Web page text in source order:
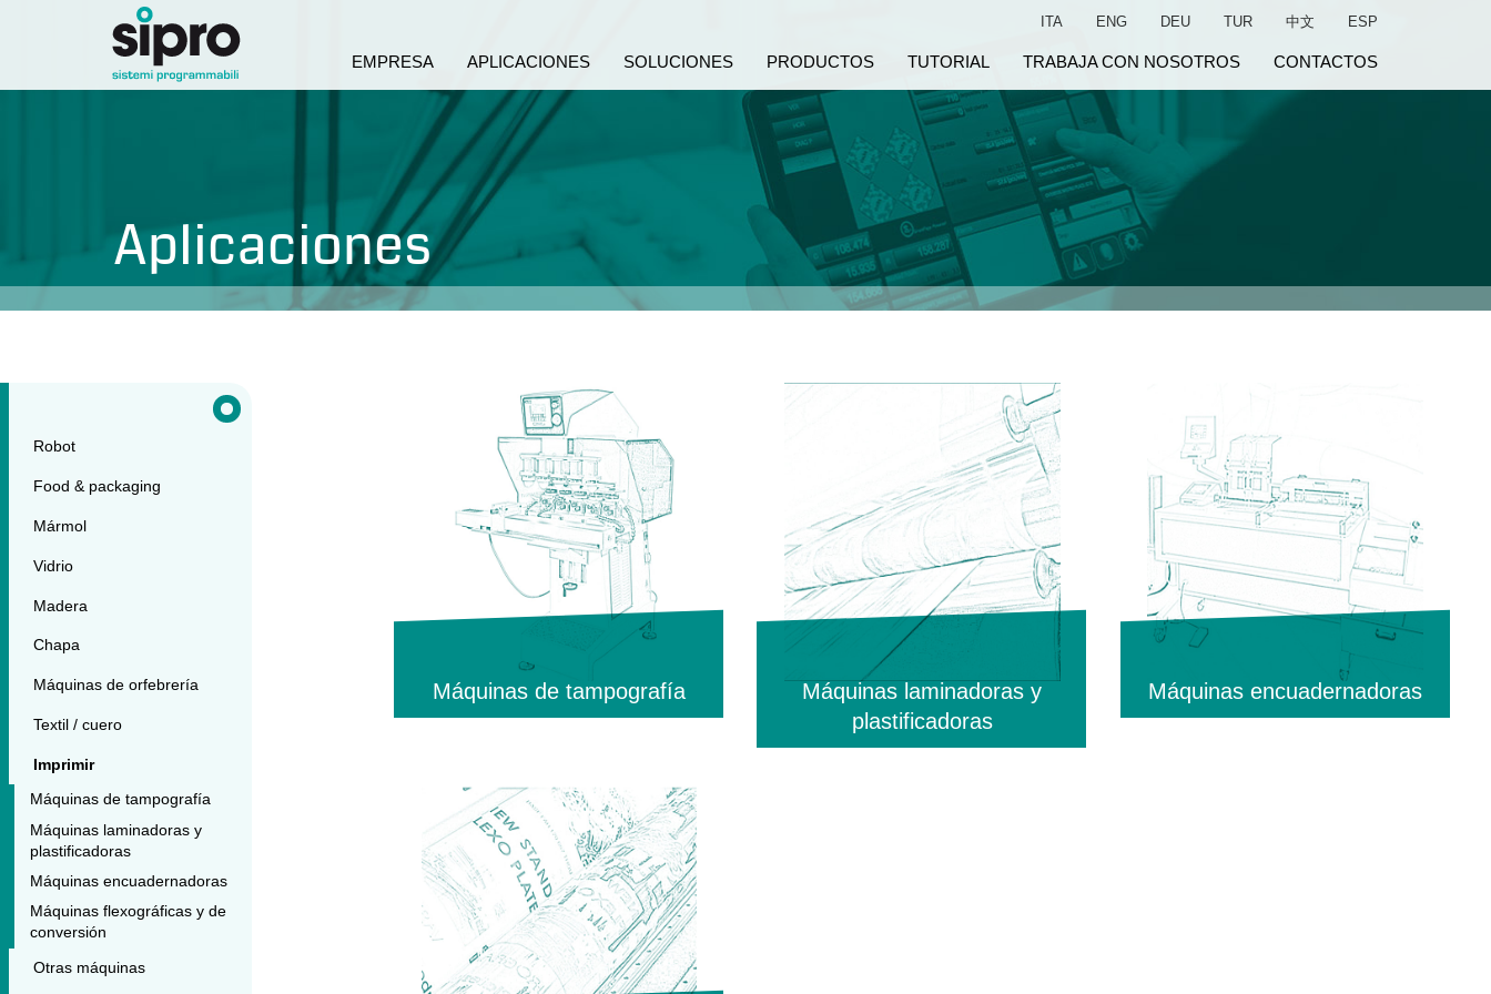
Aplicaciones
EMPRESA APLICACIONES SOLUCIONES PRODUCTOS TUTORIAL TRABAJA CON NOSOTROS CONTACTOS
ITA ENG DEU TUR 中文 ESP
Robot
Food & packaging
Mármol
Vidrio
Madera
Chapa
Máquinas de orfebrería
Textil / cuero
Imprimir
Máquinas de tampografía
Máquinas laminadoras y
plastificadoras
Máquinas encuadernadoras
Máquinas flexográficas y de
conversión
Otras máquinas
Máquinas de tampografía
Máquinas laminadoras y
plastificadoras
Máquinas encuadernadoras